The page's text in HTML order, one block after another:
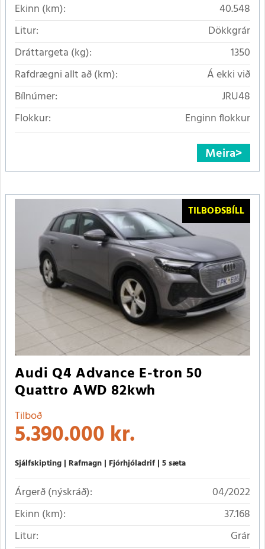
Ekinn (km):
40.548
Litur:
Dökkgrár
Dráttargeta (kg):
1350
Rafdrægni allt að (km):
Á ekki við
Bílnúmer:
JRU48
Flokkur:
Enginn flokkur
Meira
TILBOÐSBÍLL
Audi Q4 Advance E-tron 50
Quattro AWD 82kwh
Tilboð
5.390.000 kr.
Sjálfskipting Rafmagn Fjórhjóladrif 5 sæta
Árgerð (nýskráð):
04/2022
Ekinn (km):
37.168
Litur:
Grár